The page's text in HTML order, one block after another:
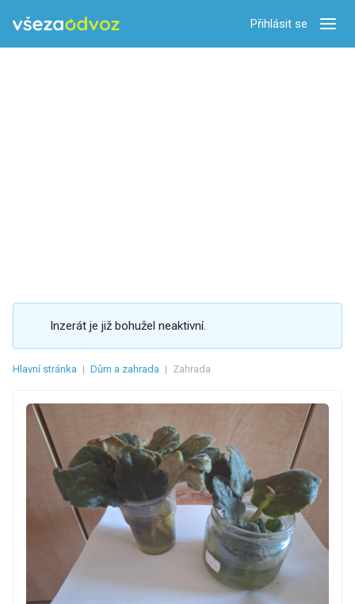
Přihlásit se
Inzerát je již bohužel neaktivní.
Hlavní stránka | Dům a zahrada | Zahrada